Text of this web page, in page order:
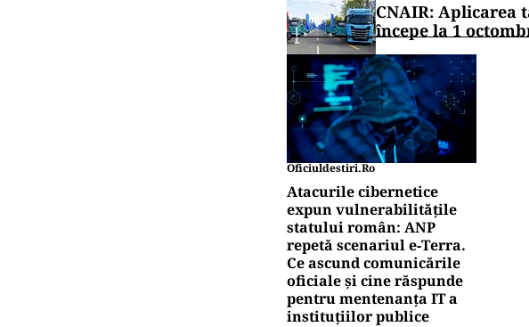
CNAIR:
începe la 1
Oficiuldestiri.ro
Atacurile cibernetice
expun vulnerabilitățile
statului român: ANP
repetă scenariul e‑Terra.
Ce ascund comunicările
oficiale și cine răspunde
pentru mentenanța IT a
instituțiilor publice